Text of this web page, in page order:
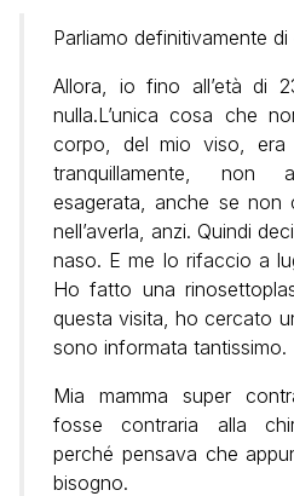
Parliamo definitivamente
Allora, io fino all’età di
nulla.L’unica cosa che
corpo, del mio viso,
tranquillamente, non
esagerata, anche se non
nell’averla, anzi. Quindi
naso. E me lo rifaccio a
Ho fatto una
questa visita, ho cercato
sono informata tantissimo.
Mia mamma super
fosse contraria alla
perché pensava che
bisogno.